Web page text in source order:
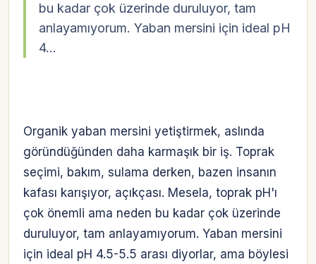
bu kadar çok üzerinde duruluyor, tam
anlayamıyorum. Yaban mersini için ideal pH
4…
Organik yaban mersini yetiştirmek, aslında
göründüğünden daha karmaşık bir iş. Toprak
seçimi, bakım, sulama derken, bazen insanın
kafası karışıyor, açıkçası. Mesela, toprak pH'ı
çok önemli ama neden bu kadar çok üzerinde
duruluyor, tam anlayamıyorum. Yaban mersini
için ideal pH 4.5-5.5 arası diyorlar, ama böylesi